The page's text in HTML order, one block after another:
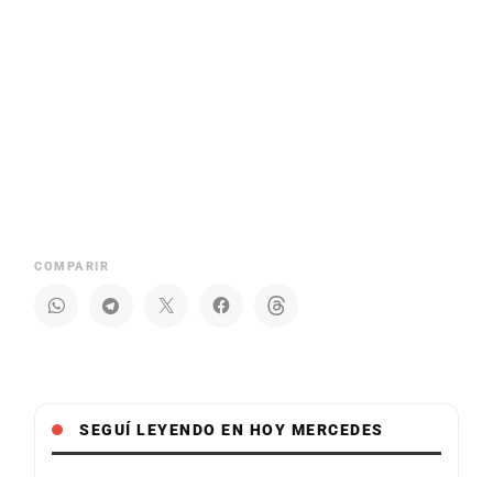
COMPARIR
SEGUÍ LEYENDO EN HOY MERCEDES